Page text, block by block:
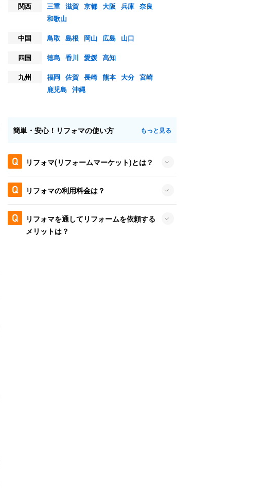
関西
三重 滋賀 京都 大阪 兵庫 奈良
和歌山
中国
鳥取 島根 岡山 広島
山口
四国
徳島 香川 愛媛 高知
九州
福岡 佐賀 長崎 熊本 大分 宮崎
鹿児島 沖縄
簡単・安心！リフォマの使い方 もっと見る
リフォマ(リフォームマーケット)とは？
リフォマの利用料金は？
リフォマを通してリフォームを依頼する
メリットは？